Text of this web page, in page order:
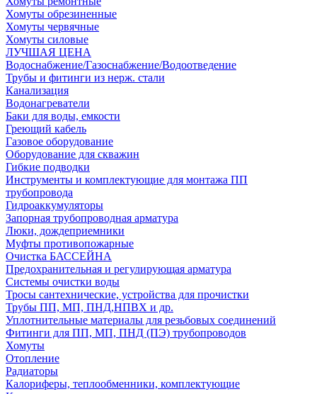
Хомуты обрезиненные
Хомуты червячные
Хомуты силовые
ЛУЧШАЯ ЦЕНА
Водоснабжение/Газоснабжение/Водоотведение
Трубы и фитинги из нерж. стали
Канализация
Водонагреватели
Баки для воды, емкости
Греющий кабель
Газовое оборудование
Оборудование для скважин
Гибкие подводки
Инструменты и комплектующие для монтажа ПП
трубопровода
Гидроаккумуляторы
Запорная трубопроводная арматура
Люки, дождеприемники
Муфты противопожарные
Очистка БАССЕЙНА
Предохранительная и регулирующая арматура
Системы очистки воды
Тросы сантехнические, устройства для прочистки
Трубы ПП, МП, ПНД,НПВХ и др.
Уплотнительные материалы для резьбовых соединений
Фитинги для ПП, МП, ПНД (ПЭ) трубопроводов
Хомуты
Отопление
Радиаторы
Калориферы, теплообменники, комплектующие